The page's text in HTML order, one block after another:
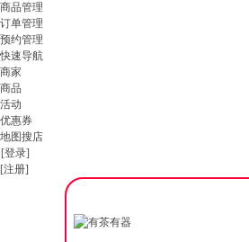
商品管理
订单管理
预约管理
快速导航
商家
商品
活动
优惠券
地图搜店
[登录]
[注册]